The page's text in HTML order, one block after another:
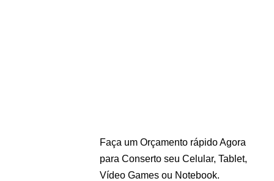
Faça um Orçamento rápido Agora
para Conserto seu Celular, Tablet,
Vídeo Games ou Notebook.